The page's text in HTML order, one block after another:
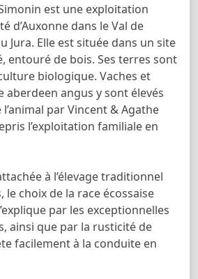
est une exploitation
d’Auxonne dans le Val de
Jura. Elle est située dans un site
entouré de bois. Ses terres sont
biologique. Vaches et
aberdeen angus y sont élevés
par Vincent & Agathe
l’exploitation familiale en
à l’élevage traditionnel
choix de la race écossaise
par les exceptionnelles
ainsi que par la rusticité de
facilement à la conduite en